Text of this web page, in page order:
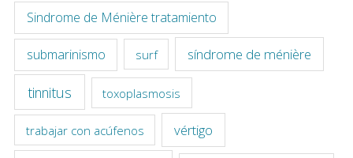
Sindrome de Ménière tratamiento
submarinismo surf síndrome de ménière
tinnitus toxoplasmosis
trabajar con acúfenos vértigo